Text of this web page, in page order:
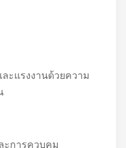
ะแรงงานด้วยความ
ะการควบคุม